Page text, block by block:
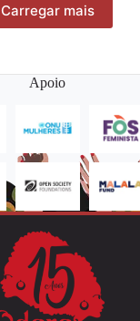
Carregar mais
Apoio